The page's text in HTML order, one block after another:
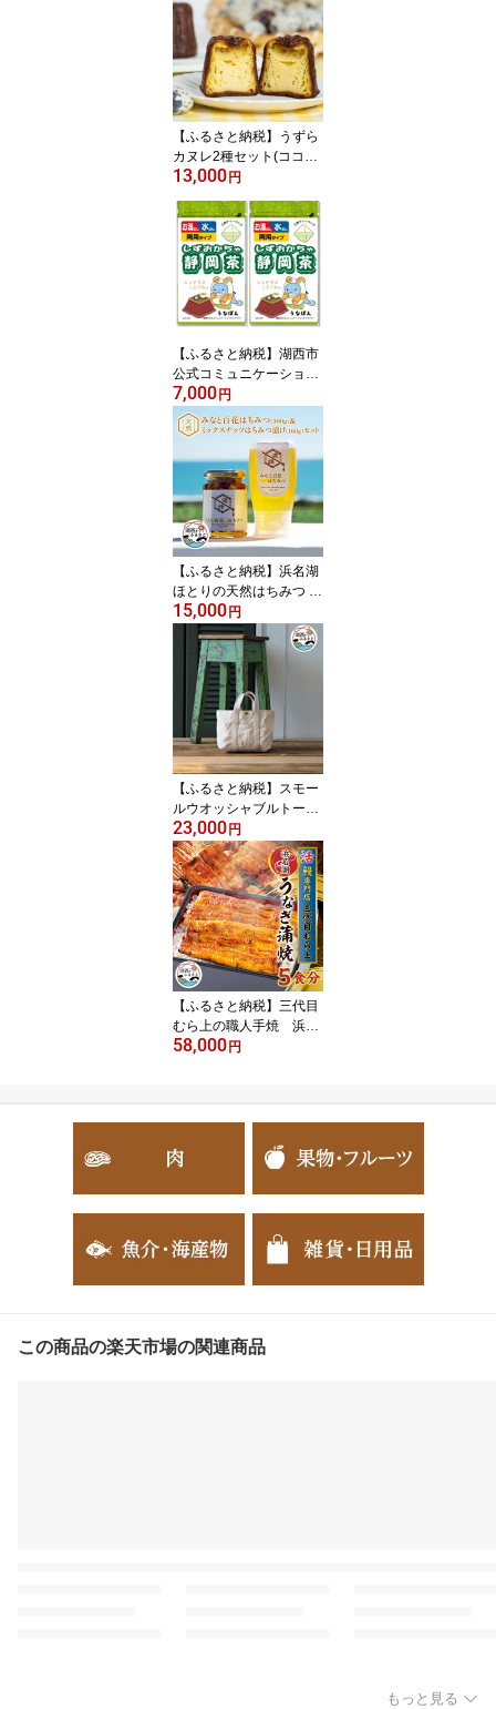
【ふるさと納税】うずら
カヌレ2種セット(ココ
ア・バニラ)【配送不可地
13,000 円
【ふるさと納税】湖西市
公式コミュニケーション
キャラクター 「うなぽ
ん」 静岡茶ティーバッグ
2袋【1573183】
7,000 円
【ふるさと納税】浜名湖
ほとりの天然はちみつ み
なと百花はちみつ 300
g・ミックスナッツはち
みつ漬け 160g 2本【13
90859】
15,000 円
【ふるさと納税】スモー
ルウオッシャブルトー
ト キナリ【1391081】
23,000 円
【ふるさと納税】三代目
むら上の職人手焼 浜名
湖産鰻蒲焼120g(5枚) た
れ 山椒 ギフト 贈答 送料
無料 【配送不可地域：離
島】【1403770】
58,000 円
この商品の楽天市場の関連商品
もっと見る